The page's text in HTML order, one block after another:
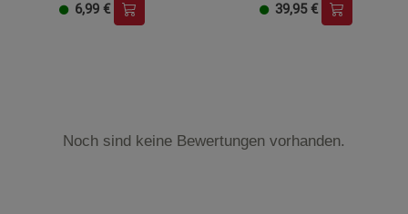
6,99 € 39,95 €
Noch sind keine Bewertungen vorhanden.